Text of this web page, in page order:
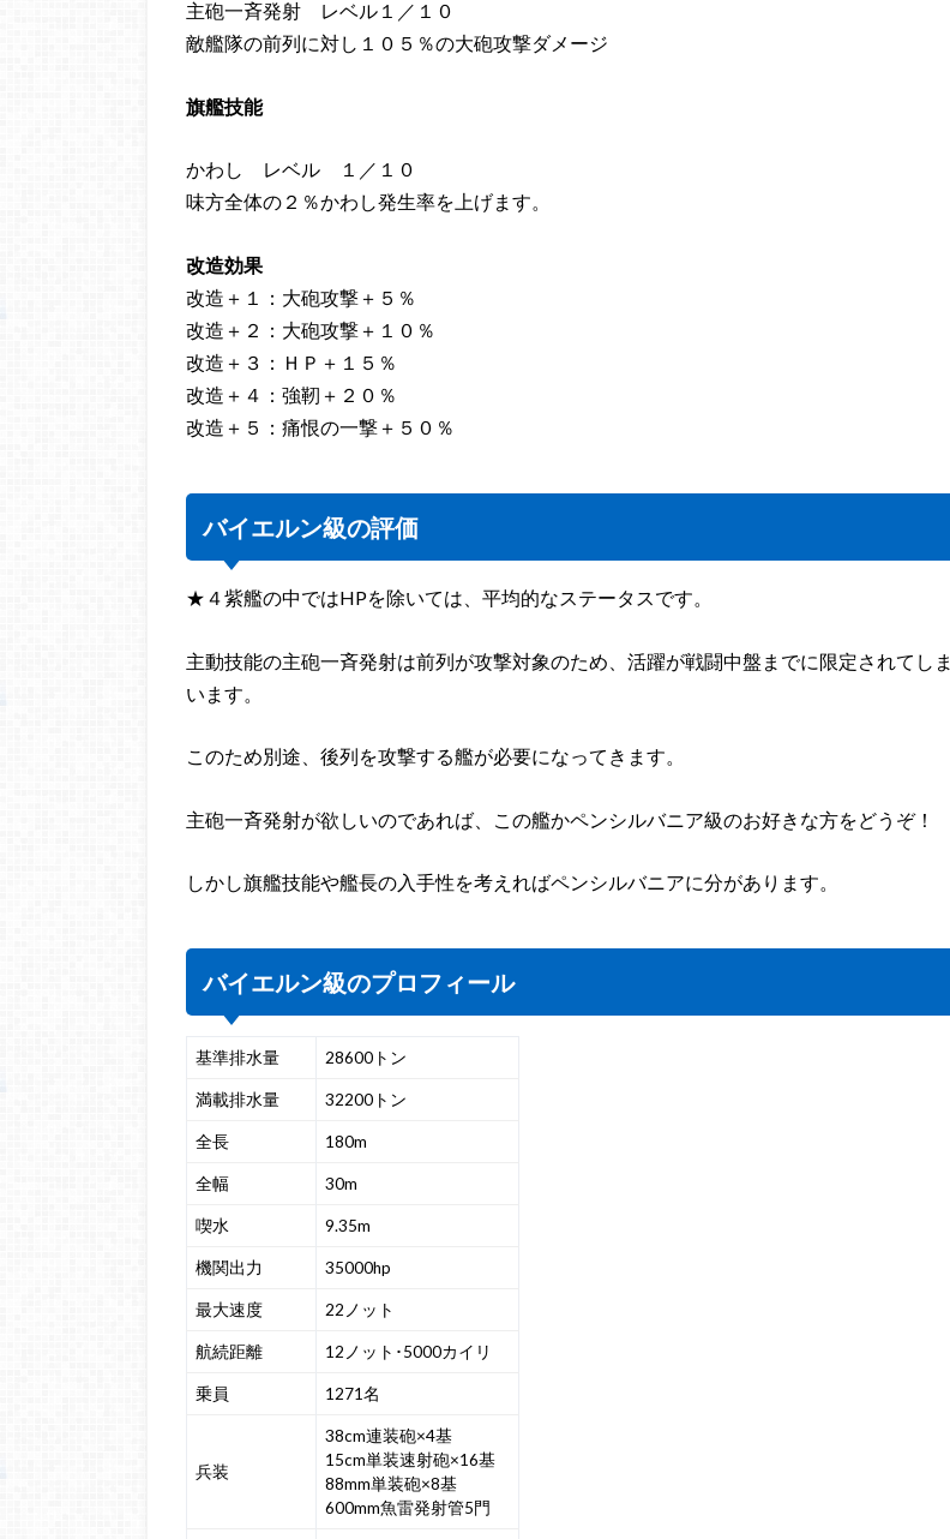
主砲一斉発射 レベル１／１０
敵艦隊の前列に対し１０５％の大砲攻撃ダメージ
旗艦技能
かわし レベル １／１０
味方全体の２％かわし発生率を上げます。
改造効果
改造＋１：大砲攻撃＋５％
改造＋２：大砲攻撃＋１０％
改造＋３：ＨＰ＋１５％
改造＋４：強靭＋２０％
改造＋５：痛恨の一撃＋５０％
バイエルン級の評価
★４紫艦の中ではHPを除いては、平均的なステータスです。
主動技能の主砲一斉発射は前列が攻撃対象のため、活躍が戦闘中盤までに限定されてしま
います。
このため別途、後列を攻撃する艦が必要になってきます。
主砲一斉発射が欲しいのであれば、この艦かペンシルバニア級のお好きな方をどうぞ！
しかし旗艦技能や艦長の入手性を考えればペンシルバニアに分があります。
バイエルン級のプロフィール
基準排水量 28600トン
満載排水量 32200トン
全長 180m
全幅 30m
喫水 9.35m
機関出力 35000hp
最大速度 22ノット
航続距離 12ノット･5000カイリ
乗員 1271名
兵装
38cm連装砲×4基
15cm単装速射砲×16基
88mm単装砲×8基
600mm魚雷発射管5門